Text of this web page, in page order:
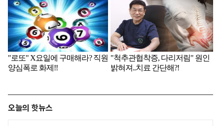
오늘의 핫뉴스